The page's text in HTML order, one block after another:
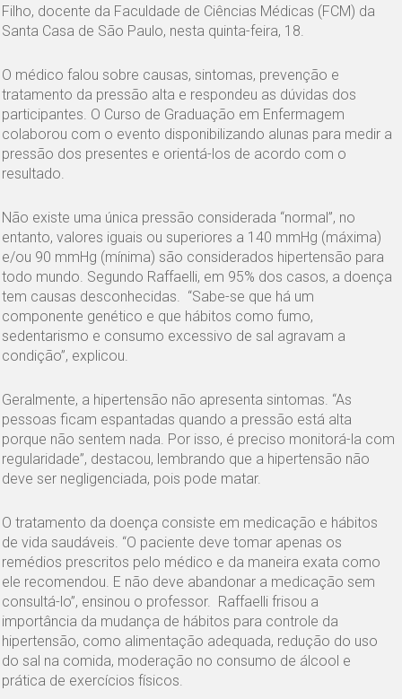
Filho, docente da Faculdade de Ciências Médicas (FCM) da
Santa Casa de São Paulo, nesta quinta-feira, 18.
O médico falou sobre causas, sintomas, prevenção e
tratamento da pressão alta e respondeu as dúvidas dos
participantes. O Curso de Graduação em Enfermagem
colaborou com o evento disponibilizando alunas para medir a
pressão dos presentes e orientá-los de acordo com o
resultado.
Não existe uma única pressão considerada “normal”, no
entanto, valores iguais ou superiores a 140 mmHg (máxima)
e/ou 90 mmHg (mínima) são considerados hipertensão para
todo mundo. Segundo Raffaelli, em 95% dos casos, a doença
tem causas desconhecidas. “Sabe-se que há um
componente genético e que hábitos como fumo,
sedentarismo e consumo excessivo de sal agravam a
condição”, explicou.
Geralmente, a hipertensão não apresenta sintomas. “As
pessoas ficam espantadas quando a pressão está alta
porque não sentem nada. Por isso, é preciso monitorá-la com
regularidade”, destacou, lembrando que a hipertensão não
deve ser negligenciada, pois pode matar.
O tratamento da doença consiste em medicação e hábitos
de vida saudáveis. “O paciente deve tomar apenas os
remédios prescritos pelo médico e da maneira exata como
ele recomendou. E não deve abandonar a medicação sem
consultá-lo”, ensinou o professor. Raffaelli frisou a
importância da mudança de hábitos para controle da
hipertensão, como alimentação adequada, redução do uso
do sal na comida, moderação no consumo de álcool e
prática de exercícios físicos.